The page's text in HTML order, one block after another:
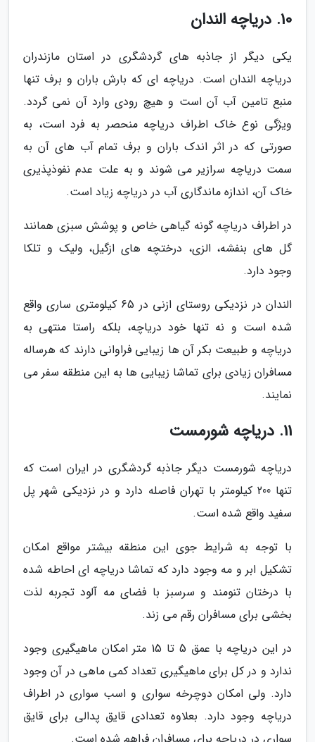
10. دریاچه الندان
یکی دیگر از جاذبه های گردشگری در استان مازندران
دریاچه الندان است. دریاچه ای که بارش باران و برف تنها
منبع تامین آب آن است و هیچ رودی وارد آن نمی گردد.
ویژگی نوع خاک اطراف دریاچه منحصر به فرد است، به
صورتی که در اثر اندک باران و برف تمام آب های آن به
سمت دریاچه سرازیر می شوند و به علت عدم نفوذپذیری
خاک آن، اندازه ماندگاری آب در دریاچه زیاد است.
در اطراف دریاچه گونه گیاهی خاص و پوشش سبزی همانند
گل های بنفشه، الزی، درختچه های ازگیل، ولیک و تلکا
وجود دارد.
الندان در نزدیکی روستای ازنی در 65 کیلومتری ساری واقع
شده است و نه تنها خود دریاچه، بلکه راستا منتهی به
دریاچه و طبیعت بکر آن ها زیبایی فراوانی دارند که هرساله
مسافران زیادی برای تماشا زیبایی ها به این منطقه سفر می
نمایند.
11. دریاچه شورمست
دریاچه شورمست دیگر جاذبه گردشگری در ایران است که
تنها 200 کیلومتر با تهران فاصله دارد و در نزدیکی شهر پل
سفید واقع شده است.
با توجه به شرایط جوی این منطقه بیشتر مواقع امکان
تشکیل ابر و مه وجود دارد که تماشا دریاچه ای احاطه شده
با درختان تنومند و سرسبز با فضای مه آلود تجربه لذت
بخشی برای مسافران رقم می زند.
در این دریاچه با عمق 5 تا 15 متر امکان ماهیگیری وجود
ندارد و در کل برای ماهیگیری تعداد کمی ماهی در آن وجود
دارد. ولی امکان دوچرخه سواری و اسب سواری در اطراف
دریاچه وجود دارد. بعلاوه تعدادی قایق پدالی برای قایق